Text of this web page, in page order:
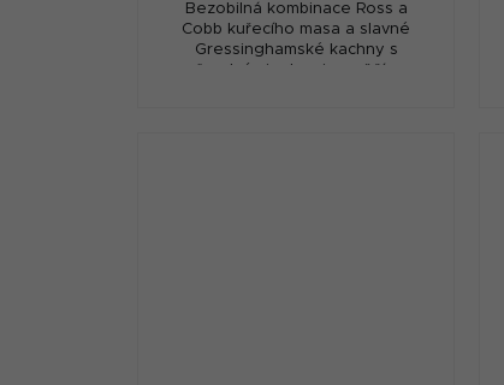
Bezobilná kombinace Ross a
Cobb kuřecího masa a slavné
Gressinghamské kachny s